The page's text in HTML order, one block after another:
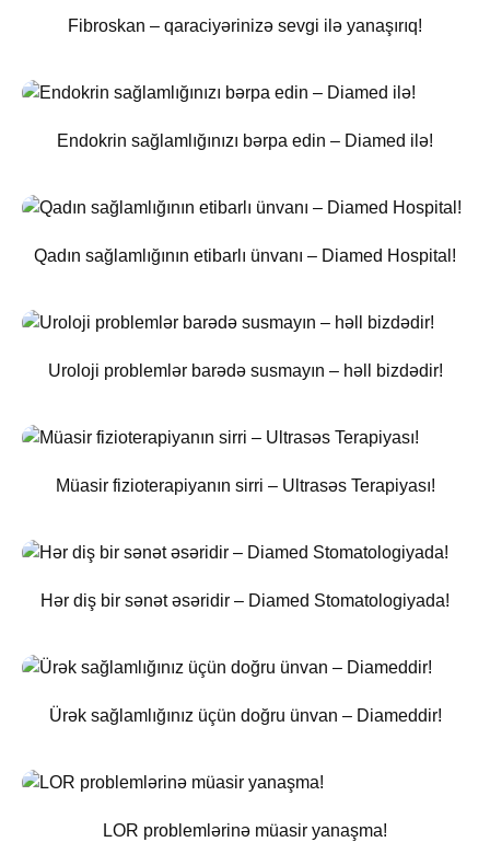
Fibroskan – qaraciyərinizə sevgi ilə yanaşırıq!
Endokrin sağlamlığınızı bərpa edin – Diamed ilə!
Qadın sağlamlığının etibarlı ünvanı – Diamed Hospital!
Uroloji problemlər barədə susmayın – həll bizdədir!
Müasir fizioterapiyanın sirri – Ultrasəs Terapiyası!
Hər diş bir sənət əsəridir – Diamed Stomatologiyada!
Ürək sağlamlığınız üçün doğru ünvan – Diameddir!
LOR problemlərinə müasir yanaşma!